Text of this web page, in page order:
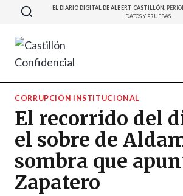
Saltar
contenido
EL DIARIO DIGITAL DE ALBERT CASTILLÓN.
DATOS Y PRUEBAS
CORRUPCIÓN INSTITUCIONAL
El recorrido del
el sobre de
sombra que
Zapatero